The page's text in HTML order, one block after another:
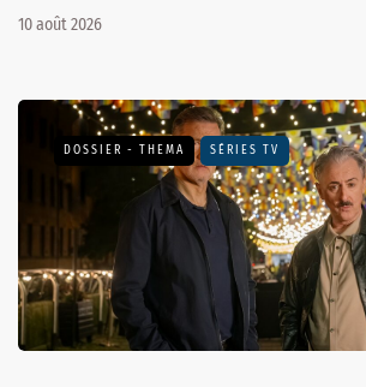
10 août 2026
DOSSIER - THEMA SÉRIES TV